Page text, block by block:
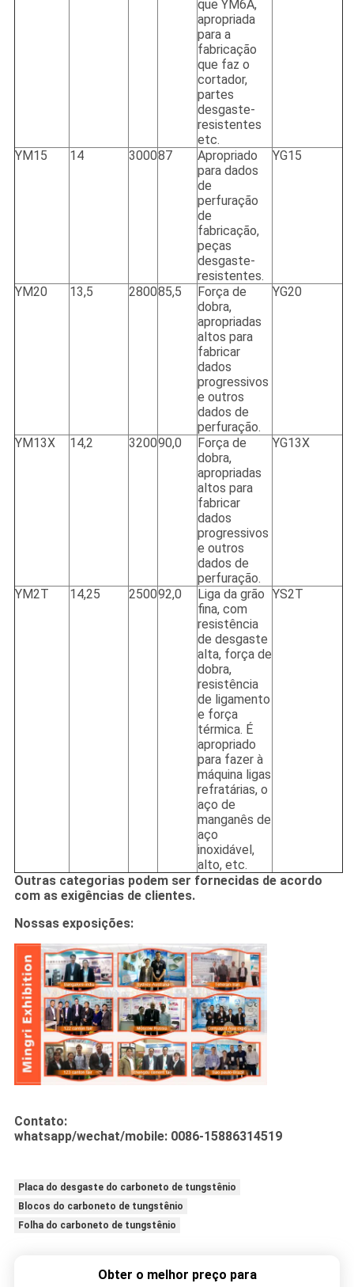
que YM6A,
apropriada
para a
fabricação
que faz o
cortador,
partes
desgaste-
resistentes
etc.
YM15
14 300087
Apropriado
para dados
de
perfuração
de
fabricação,
peças
desgaste-
resistentes.
YG15
YM20 13,5 280085,5
Força de
dobra,
apropriadas
altos para
fabricar
dados
progressivos
e outros
dados de
perfuração.
YG20
YM13X 14,2 320090,0
Força de
dobra,
apropriadas
altos para
fabricar
dados
progressivos
e outros
dados de
perfuração.
YG13X
YM2T 14,25 250092,0
Liga da grão
fina, com
resistência
de desgaste
alta, força de
dobra,
resistência
de ligamento
e força
térmica. É
apropriado
para fazer à
máquina ligas
refratárias, o
aço de
manganês de
aço
inoxidável,
alto, etc.
YS2T
Outras categorias podem ser fornecidas de acordo
com as exigências de clientes.
Nossas exposições:
Contato:
whatsapp/wechat/mobile: 0086-15886314519
Placa do desgaste do carboneto de tungstênio
Blocos do carboneto de tungstênio
Folha do carboneto de tungstênio
Obter o melhor preço para